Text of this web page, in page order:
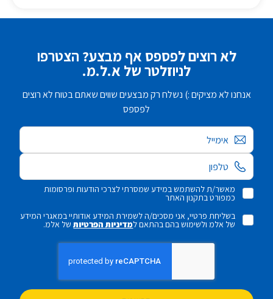
לא רוצים לפספס אף מבצע? הצטרפו
לניוזלטר של א.ל.מ.
אנחנו לא מציקים :) נשלח רק מבצעים שווים שאתם בטוח לא רוצים
לפספס
אימייל
מאשר/ת להשתמש במידע שמסרתי לצרכי הודעות ופרסומות
כמפורט בתקנון האתר
בשליחת פרטיי, אני מסכים/ה לשמירת המידע אודותיי במאגרי המידע
של אלמ ולשימוש בהם בהתאם למדיניות הפרטיותשל אלמ.